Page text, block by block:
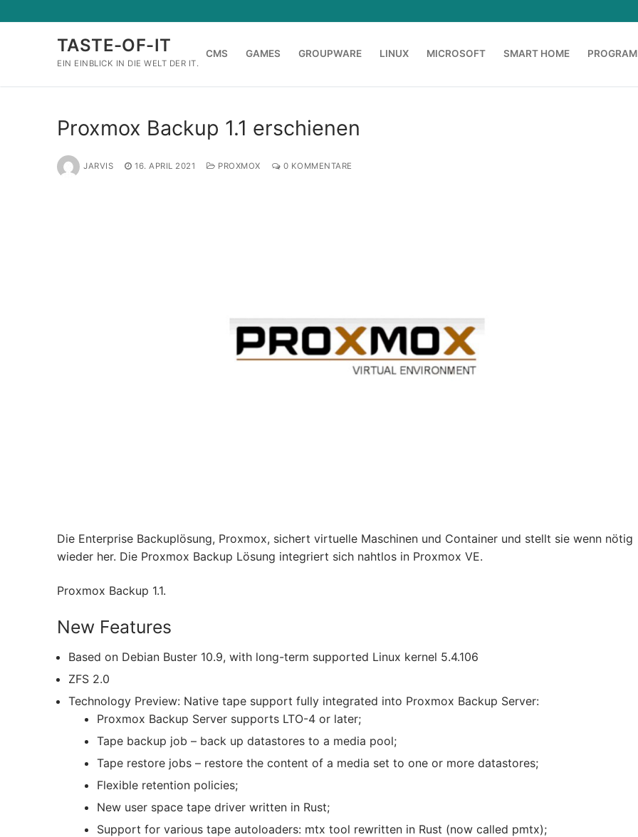
Inhalt
TASTE-OF-IT
EIN EINBLICK IN DIE WELT DER IT.
CMS GAMES GROUPWARE LINUX MICROSOFT SMART HOME
Proxmox Backup 1.1 erschienen
JARVIS 16. APRIL 2021 PROXMOX 0 KOMMENTARE
Die Enterprise Backuplösung, Proxmox, sichert virtuelle Maschinen und Container und stellt sie wenn nötig
wieder her. Die Proxmox Backup Lösung integriert sich nahtlos in Proxmox VE.
Proxmox Backup 1.1.
New Features
Based on Debian Buster 10.9, with long-term supported Linux kernel 5.4.106
ZFS 2.0
Technology Preview: Native tape support fully integrated into Proxmox Backup Server:
Proxmox Backup Server supports LTO-4 or later;
Tape backup job – back up datastores to a media pool;
Tape restore jobs – restore the content of a media set to one or more datastores;
Flexible retention policies;
New user space tape driver written in Rust;
Support for various tape autoloaders: mtx tool rewritten in Rust (now called pmtx);